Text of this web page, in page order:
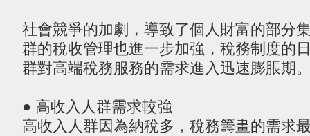
社會競爭的加劇，導致了個人財富的部分
群的稅收管理也進一步加強，稅務制度的
群對高端稅務服務的需求進入迅速膨脹期
● 高收入人群需求較強
高收入人群因為納稅多，稅務籌畫的需求